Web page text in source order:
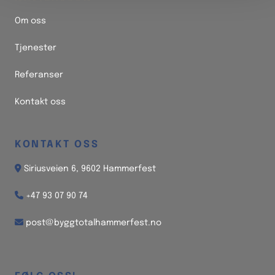
Om oss
Tjenester
Referanser
Kontakt oss
KONTAKT OSS
 Siriusveien 6, 9602 Hammerfest
 +47 93 07 90 74
 post@byggtotalhammerfest.no